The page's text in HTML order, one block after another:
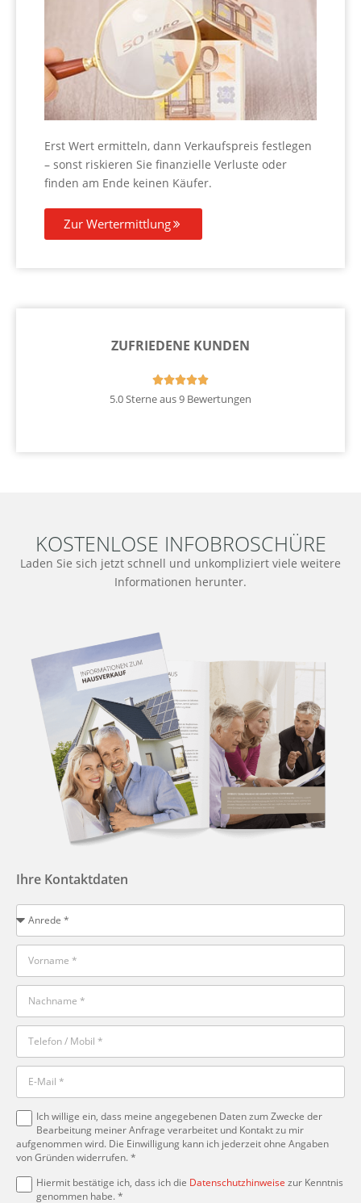
Erst Wert ermitteln, dann Verkaufspreis festlegen
– sonst riskieren Sie finanzielle Verluste oder
finden am Ende keinen Käufer.
Zur Wertermittlung
ZUFRIEDENE KUNDEN

5.0 Sterne aus 9 Bewertungen
KOSTENLOSE INFOBROSCHÜRE
Laden Sie sich jetzt schnell und unkompliziert viele weitere
Informationen herunter.
Ihre Kontaktdaten
Ich willige ein, dass meine angegebenen Daten zum Zwecke der
Bearbeitung meiner Anfrage verarbeitet und Kontakt zu mir
aufgenommen wird. Die Einwilligung kann ich jederzeit ohne Angaben
von Gründen widerrufen. *
Hiermit bestätige ich, dass ich die Datenschutzhinweise zur Kenntnis
genommen habe. *